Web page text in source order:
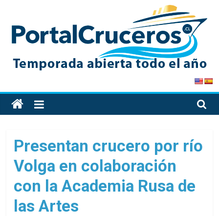
content
PortalCruceros
Toda
la
de
cruceros
en
solo
sitio
Presentan crucero por río
Volga en colaboración
con la Academia Rusa de
las Artes